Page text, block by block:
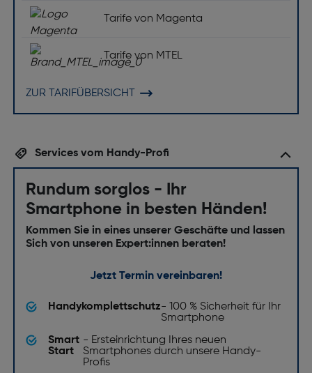
Tarife von Magenta
Tarife von MTEL
ZUR TARIFÜBERSICHT
Services vom Handy-Profi
Rundum sorglos - Ihr
Smartphone in besten Händen!
Kommen Sie in eines unserer Geschäfte und lassen
Sich von unseren Expert:innen beraten!
Jetzt Termin vereinbaren!
Handykomplettschutz- 100 % Sicherheit für Ihr
Smartphone
Smart
Start
- Ersteinrichtung Ihres neuen
Smartphones durch unsere Handy-
Profis